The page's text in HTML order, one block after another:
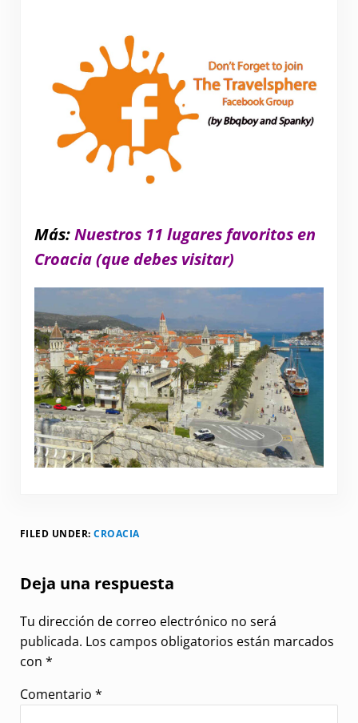
Más:Nuestros 11 lugares favoritos en
Croacia (que debes visitar)
FILED UNDER:CROACIA
Deja una respuesta
Tu dirección de correo electrónico no será
publicada. Los campos obligatorios están marcados
con *
Comentario *